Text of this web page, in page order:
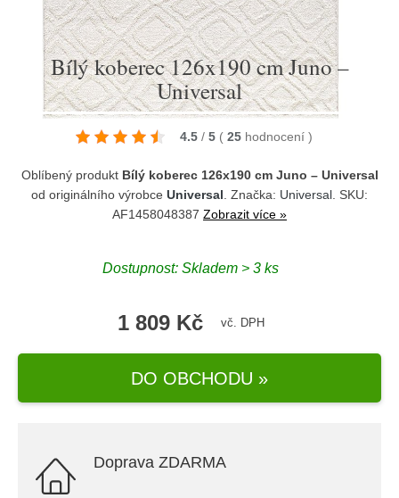
Bílý koberec 126x190 cm Juno –
Universal
4.5 / 5 ( 25 hodnocení )
Oblíbený produkt Bílý koberec 126x190 cm Juno – Universal
od originálního výrobce Universal . Značka: Universal . SKU:
AF1458048387 Zobrazit více »
Dostupnost: Skladem > 3 ks
1 809 Kč vč. DPH
DO OBCHODU »
Doprava ZDARMA